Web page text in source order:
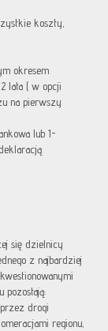
koszty,
okresem
lata ( w opcji
na pierwszy
lub 1-
się dzielnicy
z najbardziej
pozostają:
drogi
regionu,